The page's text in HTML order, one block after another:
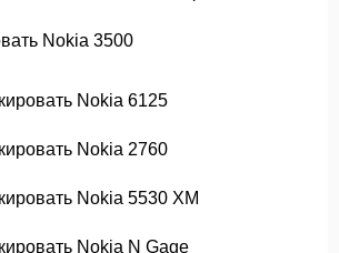
Nokia 3500
Nokia 6125
Nokia 2760
Nokia 5530 XM
Nokia N Gage